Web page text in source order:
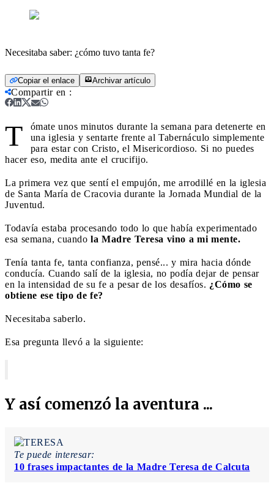
Necesitaba saber: ¿cómo tuvo tanta fe?
Copiar el enlace Archivar artículo
Compartir en :
T
ómate unos minutos durante la semana para detenerte en
una iglesia y sentarte frente al Tabernáculo simplemente
para estar con Cristo, el Misericordioso. Si no puedes
hacer eso, medita ante el crucifijo.
La primera vez que sentí el empujón, me arrodillé en la iglesia
de Santa María de Cracovia durante la Jornada Mundial de la
Juventud.
Todavía estaba procesando todo lo que había experimentado
esa semana, cuando la Madre Teresa vino a mi mente.
Tenía tanta fe, tanta confianza, pensé... y mira hacia dónde
conducía. Cuando salí de la iglesia, no podía dejar de pensar
en la intensidad de su fe a pesar de los desafíos. ¿Cómo se
obtiene ese tipo de fe?
Necesitaba saberlo.
Esa pregunta llevó a la siguiente:
Y así comenzó la aventura ...
Te puede interesar:
10 frases impactantes de la Madre Teresa de Calcuta